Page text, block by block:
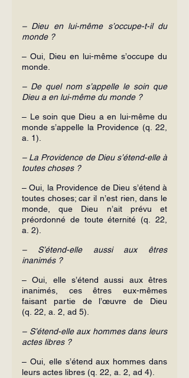
– Dieu en lui-même s’occupe-t-il du
monde ?
– Oui, Dieu en lui-même s’occupe du
monde.
– De quel nom s’appelle le soin que
Dieu a en lui-même du monde ?
– Le soin que Dieu a en lui-même du
monde s’appelle la Providence (q. 22,
a. 1).
– La Providence de Dieu s’étend-elle à
toutes choses ?
– Oui, la Providence de Dieu s’étend à
toutes choses; car il n’est rien, dans le
monde, que Dieu n’ait prévu et
préordonné de toute éternité (q. 22,
a. 2).
– S’étend-elle aussi aux êtres
inanimés ?
– Oui, elle s’étend aussi aux êtres
inanimés, ces êtres eux-mêmes
faisant partie de l’œuvre de Dieu
(q. 22, a. 2, ad 5).
– S’étend-elle aux hommes dans leurs
actes libres ?
– Oui, elle s’étend aux hommes dans
leurs actes libres (q. 22, a. 2, ad 4).